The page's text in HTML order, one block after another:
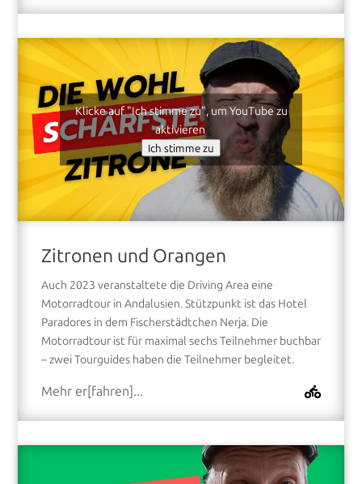
Klicke auf "Ich stimme zu", um YouTube zu
aktivieren
Ich stimme zu
Zitronen und Orangen
Auch 2023 veranstaltete die Driving Area eine
Motorradtour in Andalusien. Stützpunkt ist das Hotel
Paradores in dem Fischerstädtchen Nerja. Die
Motorradtour ist für maximal sechs Teilnehmer buchbar
– zwei Tourguides haben die Teilnehmer begleitet.
Mehr er[fahren]...